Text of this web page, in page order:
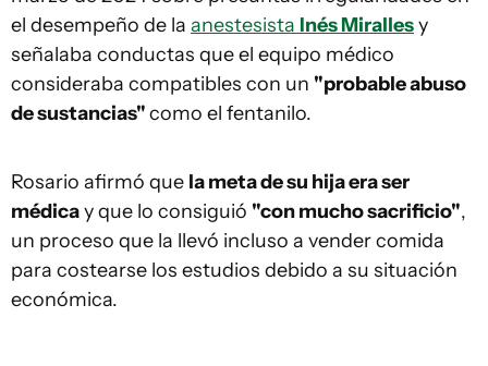
el desempeño de la anestesista Inés Mirallesy
señalaba conductas que el equipo médico
consideraba compatibles con un "probable abuso
de sustancias"como el fentanilo.
Rosario afirmó que la meta de su hija era ser
médicay que lo consiguió "con mucho sacrificio",
un proceso que la llevó incluso a vender comida
para costearse los estudios debido a su situación
económica.